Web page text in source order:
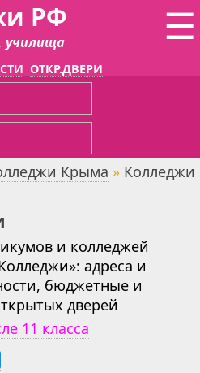
☰
РФ
училища
ОТКР.ДВЕРИ
Крыма » Колледжи
и колледжей
адреса и
бюджетные и
дверей
11 класса